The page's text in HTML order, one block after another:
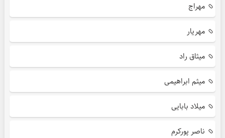
مهراج
مهریار
میثاق راد
میثم ابراهیمی
میلاد بابایی
ناصر پورکرم